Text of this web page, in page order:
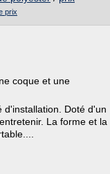
prix
coque et une
d'installation. Doté d'un
La forme et la